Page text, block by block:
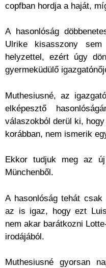
copfban hordja a haját,
A hasonlóság
Ulrike kisasszony
helyzettel, ezért úgy
gyermeküdülő
Muthesiusné, az
elképesztő
válaszokból derül ki,
korábban, nem ismerik
Ekkor tudjuk meg az
Münchenből.
A hasonlóság tehát
az is igaz, hogy ezt
nem akar barátkozni
irodájából.
Muthesiusné gyorsan